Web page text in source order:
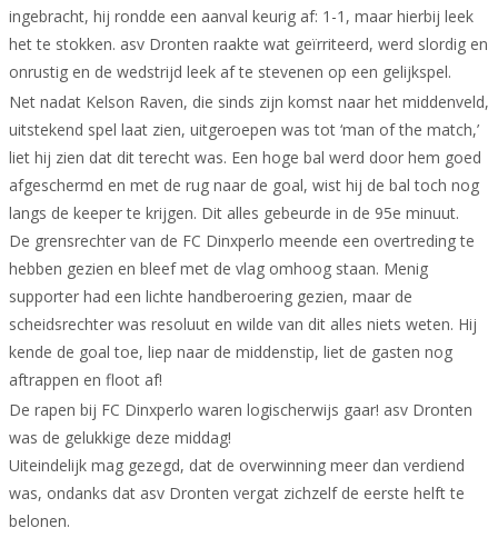
ingebracht, hij rondde een aanval keurig af: 1-1, maar hierbij leek
het te stokken. asv Dronten raakte wat geïrriteerd, werd slordig en
onrustig en de wedstrijd leek af te stevenen op een gelijkspel.
Net nadat Kelson Raven, die sinds zijn komst naar het middenveld,
uitstekend spel laat zien, uitgeroepen was tot ‘man of the match,’
liet hij zien dat dit terecht was. Een hoge bal werd door hem goed
afgeschermd en met de rug naar de goal, wist hij de bal toch nog
langs de keeper te krijgen. Dit alles gebeurde in de 95e minuut.
De grensrechter van de FC Dinxperlo meende een overtreding te
hebben gezien en bleef met de vlag omhoog staan. Menig
supporter had een lichte handberoering gezien, maar de
scheidsrechter was resoluut en wilde van dit alles niets weten. Hij
kende de goal toe, liep naar de middenstip, liet de gasten nog
aftrappen en floot af!
De rapen bij FC Dinxperlo waren logischerwijs gaar! asv Dronten
was de gelukkige deze middag!
Uiteindelijk mag gezegd, dat de overwinning meer dan verdiend
was, ondanks dat asv Dronten vergat zichzelf de eerste helft te
belonen.